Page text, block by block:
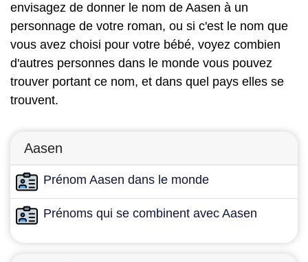
envisagez de donner le nom de Aasen à un
personnage de votre roman, ou si c'est le nom que
vous avez choisi pour votre bébé, voyez combien
d'autres personnes dans le monde vous pouvez
trouver portant ce nom, et dans quel pays elles se
trouvent.
Aasen
Prénom Aasen dans le monde
Prénoms qui se combinent avec Aasen